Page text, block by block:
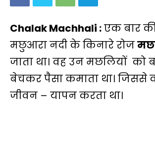
Chalak Machhali :एक बार
मछुआरा नदी के किनारे रोज
जाता था। वह उन मछलियों को
बेचकर पैसा कमाता था। जिससे
जीवन – यापन करता था।